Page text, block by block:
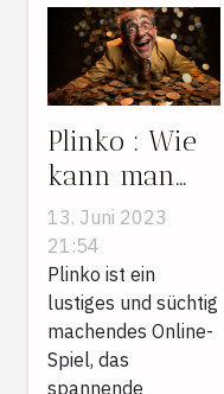
Plinko : Wie
kann man
aus diesem
Online-Spiel
den größten
Gewinn
ziehen ?
13. Juni 2023
21:54
Plinko ist ein
lustiges und süchtig
machendes Online-
Spiel, das
spannende